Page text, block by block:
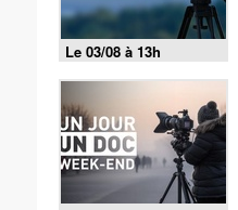
Le 03/08 à 13h